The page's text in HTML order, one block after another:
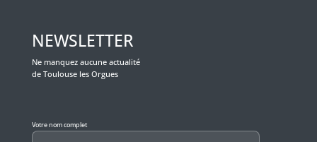
NEWSLETTER
Ne manquez aucune actualité
de Toulouse les Orgues
Votre nom complet